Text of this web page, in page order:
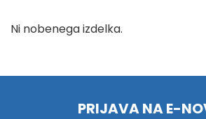
Ni nobenega izdelka.
PRIJAVA NA E-